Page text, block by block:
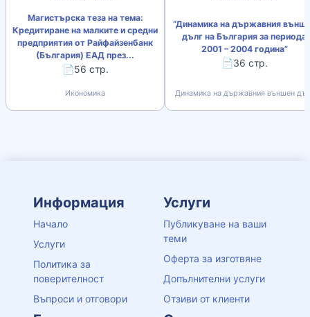
Магистърска теза на тема:
Кредитиране на малките и средни
предприятия от Райфайзенбанк
(България) ЕАД през...
📄56 стр.
Икономика
“Динамика на държавния
дълг на България за периода
2001 – 2004 година”
📄36 стр.
Динамика на държавния външен
Информация
Начало
Услуги
Политика за
поверителност
Въпроси и отговори
Услуги
Публикуване на ваши
теми
Оферта за изготвяне
Допълнителни услуги
Отзиви от клиенти